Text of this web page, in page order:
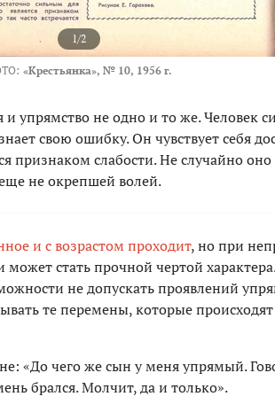
1/2
«Крестьянка», № 10, 1956 г.
и упрямство не одно и то же. Человек
свою ошибку. Он чувствует себя
признаком слабости. Не случайно оно
не окрепшей волей.
и с возрастом проходит, но при
стать прочной чертой
не допускать проявлений
те перемены, которые
«До чего же сын у меня упрямый.
брался. Молчит, да и только».